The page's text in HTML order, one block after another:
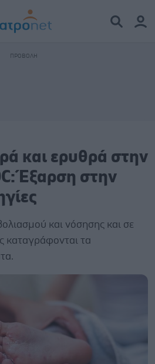
και ερυθρά στην
Έξαρση στην
και νόσησης και σε
καταγράφονται τα